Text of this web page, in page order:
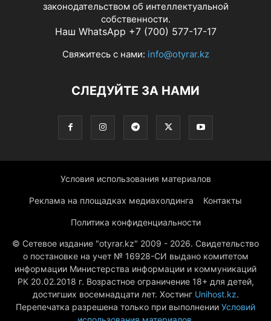
законодательством об интеллектуальной
собственности.
Наш WhatsApp +7 (700) 577-17-17
Свяжитесь с нами: info@otyrar.kz
СЛЕДУЙТЕ ЗА НАМИ
Условия использования материалов
Реклама на площадках медиахолдинга Контакты
Политика конфиденциальности
© Сетевое издание "otyrar.kz" 2009 - 2026. Свидетельство
о постановке на учет № 16928-СИ выдано комитетом
информации Министерства информации и коммуникаций
РК 20.02.2018 г. Возрастное ограничение 18+ для детей,
достигших восемнадцати лет. Хостинг Unihost.kz.
Перепечатка разрешена только при выполнении Условий